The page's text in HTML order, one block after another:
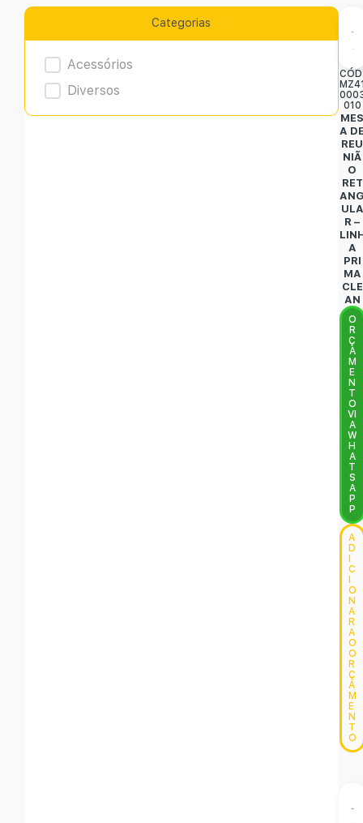
Categorias
Product Archive
Acessórios
Diversos
010
A
REU
NIÃ
O
RET
ULA
R –
A
PRI
MA
CLE
AN
O
R
Ç
A
M
E
N
T
O
VI
A
W
H
A
T
S
A
P
P
A
D
C
O
N
A
R
A
O
O
R
Ç
A
M
E
N
T
O